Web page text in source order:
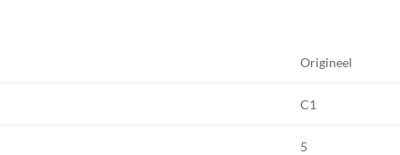
Origineel
C1
5